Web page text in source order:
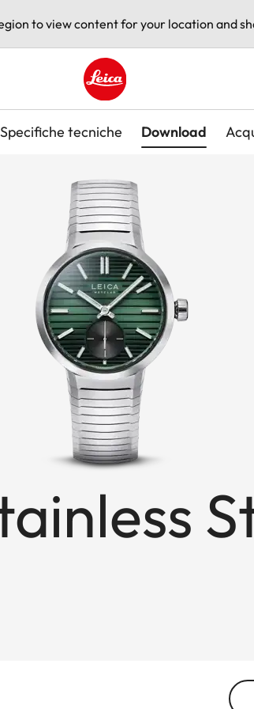
to view content for your location and
Leica logo - Home
Specifiche tecniche Download